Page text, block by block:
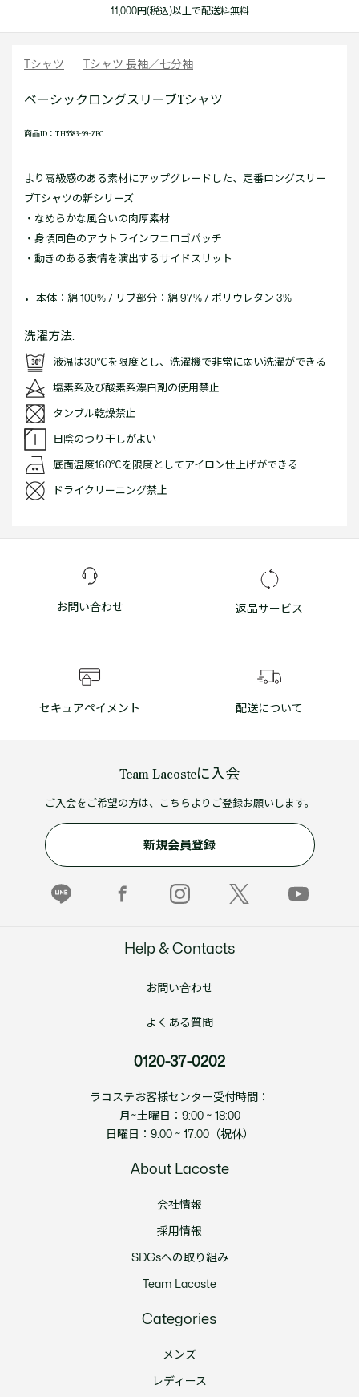
11,000円(税込)以上で配送料無料
Tシャツ Tシャツ 長袖／七分袖
ベーシックロングスリーブTシャツ
商品ID：TH5583-99-ZBC
より高級感のある素材にアップグレードした、定番ロングスリー
ブTシャツの新シリーズ
・なめらかな風合いの肉厚素材
・身頃同色のアウトラインワニロゴパッチ
・動きのある表情を演出するサイドスリット
本体：綿 100% / リブ部分：綿 97% / ポリウレタン 3%
洗濯方法:
液温は30℃を限度とし、洗濯機で非常に弱い洗濯ができる
塩素系及び酸素系漂白剤の使用禁止
タンブル乾燥禁止
日陰のつり干しがよい
底面温度160℃を限度としてアイロン仕上げができる
ドライクリーニング禁止
お問い合わせ 返品サービス
セキュアペイメント 配送について
Team Lacosteに入会
ご入会をご希望の方は、こちらよりご登録お願いします。
新規会員登録
Help & Contacts
お問い合わせ
よくある質問
0120-37-0202
ラコステお客様センター受付時間：
月~土曜日：9:00 ~ 18:00
日曜日：9:00 ~ 17:00（祝休）
About Lacoste
会社情報
採用情報
SDGsへの取り組み
Team Lacoste
Categories
メンズ
レディース